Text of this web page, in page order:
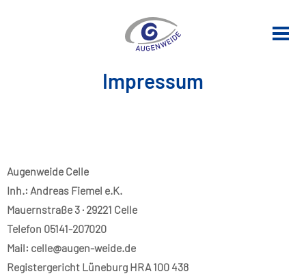
Impressum
Augenweide Celle
Inh.: Andreas Fiemel e.K.
Mauernstraße 3 · 29221 Celle
Telefon 05141-207020
Mail: celle@augen-weide.de
Registergericht Lüneburg HRA 100 438